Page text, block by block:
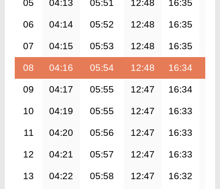
05 04:13 05:51 12:48 16:35
06 04:14 05:52 12:48 16:35
07 04:15 05:53 12:48 16:35
08 04:16 05:54 12:48 16:34
09 04:17 05:55 12:47 16:34
10 04:19 05:55 12:47 16:33
11 04:20 05:56 12:47 16:33
12 04:21 05:57 12:47 16:33
13 04:22 05:58 12:47 16:32